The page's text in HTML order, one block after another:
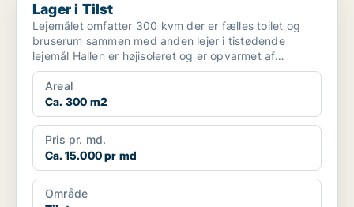
Lager i Tilst
Lejemålet omfatter 300 kvm der er fælles toilet og
bruserum sammen med anden lejer i tistødende
lejemål Hallen er højisoleret og er opvarmet af
varmepumpe k...
Areal
Ca. 300 m2
Pris pr. md.
Ca. 15.000 pr md
Område